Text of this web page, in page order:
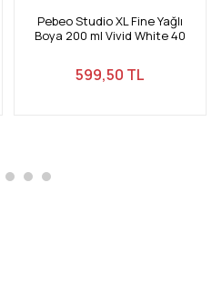
Pebeo Studio XL Fine Yağlı
Boya 200 ml Vivid White 40
599,50 TL